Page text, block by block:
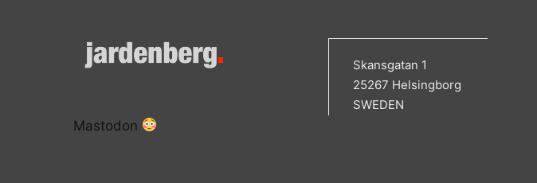
Skansgatan 1
25267 Helsingborg
SWEDEN
Mastodon